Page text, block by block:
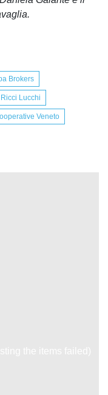
Brokers
Lucchi
Veneto